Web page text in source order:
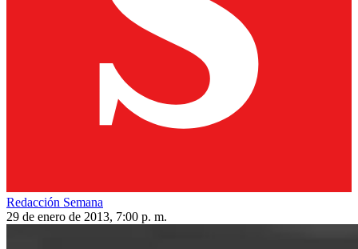
Redacción Semana
29 de enero de 2013, 7:00 p. m.